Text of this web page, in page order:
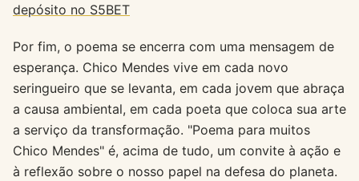
depósito no S5BET
Por fim, o poema se encerra com uma mensagem de
esperança. Chico Mendes vive em cada novo
seringueiro que se levanta, em cada jovem que abraça
a causa ambiental, em cada poeta que coloca sua arte
a serviço da transformação. "Poema para muitos
Chico Mendes" é, acima de tudo, um convite à ação e
à reflexão sobre o nosso papel na defesa do planeta.